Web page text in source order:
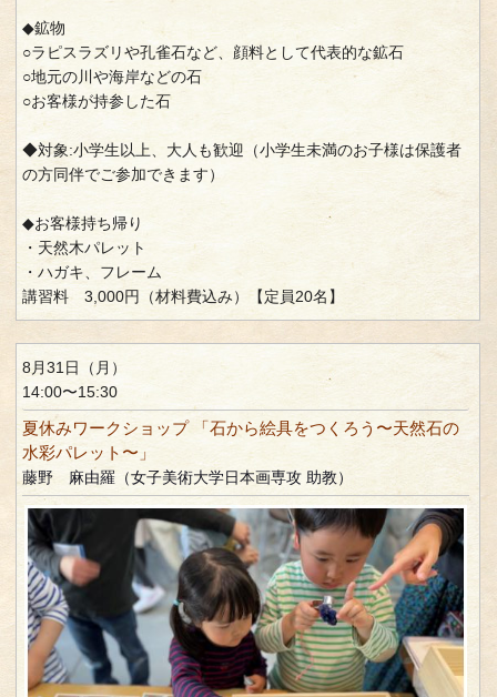
◆鉱物
○ラピスラズリや孔雀石など、顔料として代表的な鉱石
○地元の川や海岸などの石
○お客様が持参した石
◆対象:小学生以上、大人も歓迎（小学生未満のお子様は保護者
の方同伴でご参加できます）
◆お客様持ち帰り
・天然木パレット
・ハガキ、フレーム
講習料 3,000円（材料費込み）【定員20名】
8月31日（月）
14:00〜15:30
夏休みワークショップ 「石から絵具をつくろう〜天然石の
水彩パレット〜」
藤野 麻由羅（女子美術大学日本画専攻 助教）